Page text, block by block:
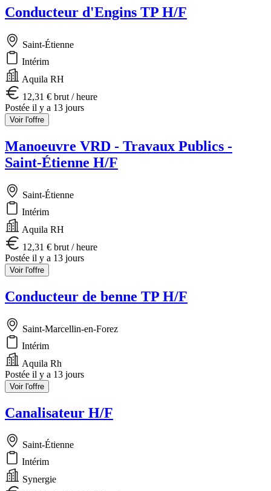
Conducteur d'Engins TP H/F
Saint-Étienne
Intérim
Aquila RH
12,31 € brut / heure
Postée il y a 13 jours
Voir l'offre
Manoeuvre VRD - Travaux Publics -
Saint-Étienne H/F
Saint-Étienne
Intérim
Aquila RH
12,31 € brut / heure
Postée il y a 13 jours
Voir l'offre
Conducteur de benne TP H/F
Saint-Marcellin-en-Forez
Intérim
Aquila Rh
Postée il y a 13 jours
Voir l'offre
Canalisateur H/F
Saint-Étienne
Intérim
Synergie